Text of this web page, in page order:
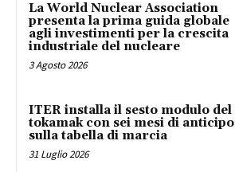
La World Nuclear Association
presenta la prima guida globale
agli investimenti per la crescita
industriale del nucleare
3 Agosto 2026
ITER installa il sesto modulo del
tokamak con sei mesi di anticipo
sulla tabella di marcia
31 Luglio 2026